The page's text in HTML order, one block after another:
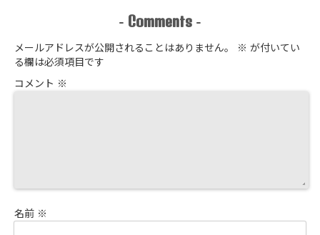
- Comments -
メールアドレスが公開されることはありません。 ※ が付いてい
る欄は必須項目です
コメント ※
名前 ※